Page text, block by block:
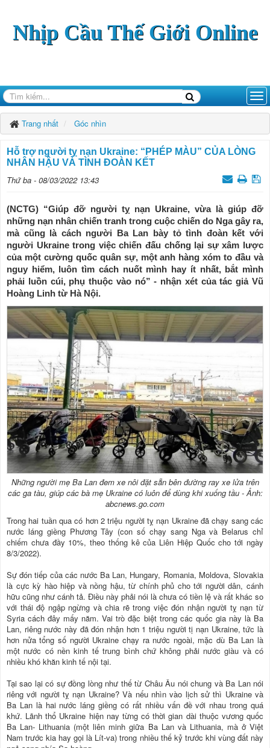
Nhịp Cầu Thế Giới Online
Trang nhất Góc nhìn
Hỗ trợ người tỵ nạn Ukraine: “PHÉP MÀU” CỦA LÒNG
NHÂN HẬU VÀ TÌNH ĐOÀN KẾT
Thứ ba - 08/03/2022 13:43
(NCTG) “Giúp đỡ người tỵ nạn Ukraine, vừa là giúp đỡ
những nạn nhân chiến tranh trong cuộc chiến do Nga gây ra,
mà cũng là cách người Ba Lan bày tỏ tình đoàn kết với
người Ukraine trong việc chiến đấu chống lại sự xâm lược
của một cường quốc quân sự, một anh hàng xóm to đầu và
nguy hiểm, luôn tìm cách nuốt mình hay ít nhất, bắt mình
phải luồn cúi, phụ thuộc vào nó” - nhận xét của tác giả Vũ
Hoàng Linh từ Hà Nội.
Những người mẹ Ba Lan đem xe nôi đặt sẵn bên đường ray xe lửa trên
các ga tàu, giúp các bà mẹ Ukraine có luôn để dùng khi xuống tầu - Ảnh:
abcnews.go.com
Trong hai tuần qua có hơn 2 triệu người tỵ nạn Ukraine đã chạy sang các
nước láng giềng Phương Tây (con số chạy sang Nga và Belarus chỉ
chiếm chưa đầy 10%, theo thống kê của Liên Hiệp Quốc cho tới ngày
8/3/2022).
Sự đón tiếp của các nước Ba Lan, Hungary, Romania, Moldova, Slovakia
là cực kỳ hào hiệp và nồng hậu, từ chính phủ cho tới người dân, cánh
hữu cũng như cánh tả. Điều này phải nói là chưa có tiền lệ và rất khác so
với thái độ ngập ngừng và chia rẽ trong việc đón nhận người tỵ nạn từ
Syria cách đây mấy năm. Vai trò đặc biệt trong các quốc gia này là Ba
Lan, riêng nước này đã đón nhận hơn 1 triệu người tị nạn Ukraine, tức là
hơn nửa tổng số người Ukraine chạy ra nước ngoài, mặc dù Ba Lan là
một nước có nền kinh tế trung bình chứ không phải nước giàu và có
nhiều khó khăn kinh tế nội tại.
Tại sao lại có sự đồng lòng như thế từ Châu Âu nói chung và Ba Lan nói
riêng với người tỵ nạn Ukraine? Và nếu nhìn vào lịch sử thì Ukraine và
Ba Lan là hai nước láng giềng có rất nhiều vấn đề với nhau trong quá
khứ. Lãnh thổ Ukraine hiện nay từng có thời gian dài thuộc vương quốc
Ba Lan- Lithuania (một liên minh giữa Ba Lan và Lithuania, mà ở Việt
Nam trước kia hay gọi là Lít-va) trong nhiều thế kỷ trước khi vùng đất này